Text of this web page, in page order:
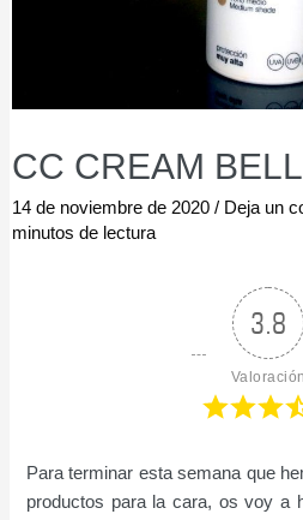
CC CREAM
14 de noviembre de 2020/ Deja un
minutos de lectura
3.8
Valoración
Para terminar esta semana que
productos para la cara, os voy a